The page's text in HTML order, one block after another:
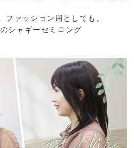
ファッション用としても。
シャギーセミロング